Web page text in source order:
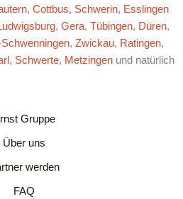
, Cottbus, Schwerin, Esslingen
, Gera, Tübingen, Düren,
, Zwickau, Ratingen,
, Schwerte, Metzingen und natürlich
Gruppe
Über uns
werden
FAQ